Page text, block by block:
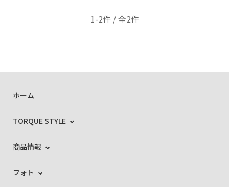
1-2件 / 全2件
ホーム
TORQUE STYLE
商品情報
フォト